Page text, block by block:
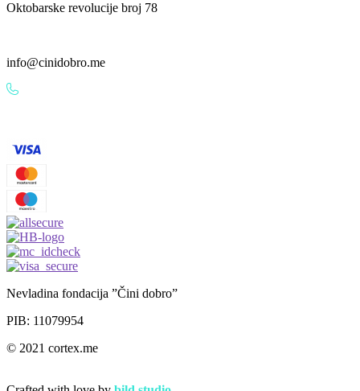
Oktobarske revolucije broj 78
info@cinidobro.me
Nevladina fondacija ”Čini dobro”
PIB: 11079954
© 2021 cortex.me